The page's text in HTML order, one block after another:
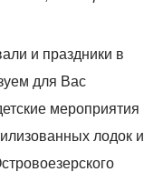
и праздники в
для Вас
мероприятия
лодок и